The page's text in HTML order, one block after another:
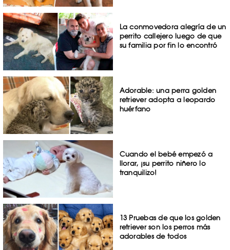
La conmovedora alegría de un
perrito callejero luego de que
su familia por fin lo encontró
Adorable: una perra golden
retriever adopta a leopardo
huérfano
Cuando el bebé empezó a
llorar, ¡su perrito niñero lo
tranquilizo!
13 Pruebas de que los golden
retriever son los perros más
adorables de todos